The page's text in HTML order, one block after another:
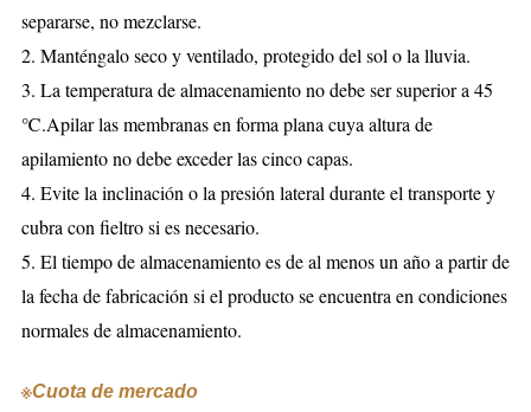
separarse, no mezclarse.
2. Manténgalo seco y ventilado, protegido del sol o la lluvia.
3. La temperatura de almacenamiento no debe ser superior a 45
℃.Apilar las membranas en forma plana cuya altura de
apilamiento no debe exceder las cinco capas.
4. Evite la inclinación o la presión lateral durante el transporte y
cubra con fieltro si es necesario.
5. El tiempo de almacenamiento es de al menos un año a partir de
la fecha de fabricación si el producto se encuentra en condiciones
normales de almacenamiento.
※Cuota de mercado